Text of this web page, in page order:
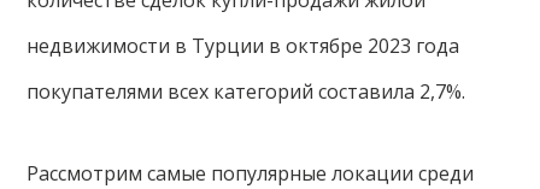
недвижимости в Турции в октябре 2023 года
покупателями всех категорий составила 2,7%.
Рассмотрим самые популярные локации среди